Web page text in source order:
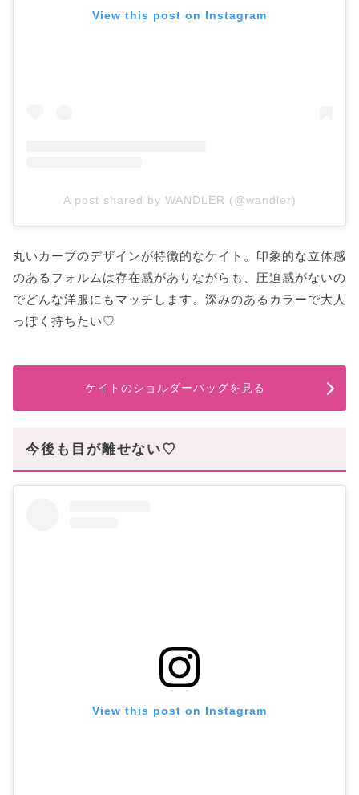
View this post on Instagram
A post shared by WANDLER (@wandler)
丸いカーブのデザインが特徴的なケイト。印象的な立体感
のあるフォルムは存在感がありながらも、圧迫感がないの
でどんな洋服にもマッチします。深みのあるカラーで大人
っぽく持ちたい♡
ケイトのショルダーバッグを見る
今後も目が離せない♡
View this post on Instagram